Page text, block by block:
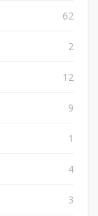
62
2
12
9
1
4
3